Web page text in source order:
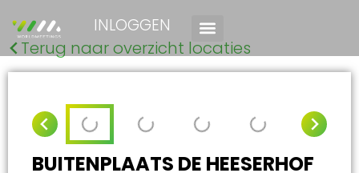
INLOGGEN
Terug naar overzicht locaties
BUITENPLAATS DE HEESERHOF